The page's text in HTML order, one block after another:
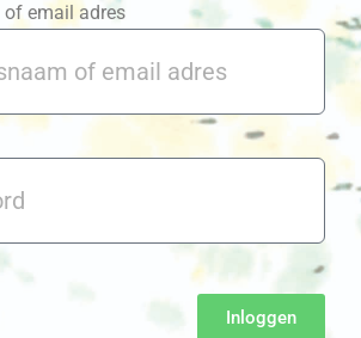
of email adres
Inloggen